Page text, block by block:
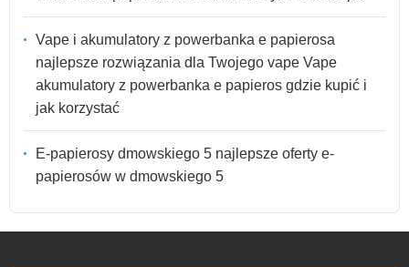
Vape i akumulatory z powerbanka e papierosa
najlepsze rozwiązania dla Twojego vape Vape
akumulatory z powerbanka e papieros gdzie kupić i
jak korzystać
E-papierosy dmowskiego 5 najlepsze oferty e-
papierosów w dmowskiego 5